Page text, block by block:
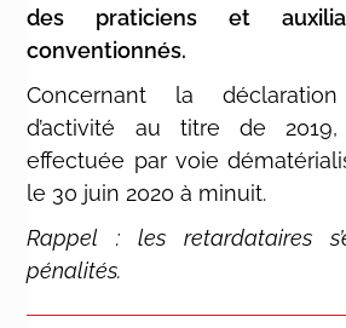
des praticiens et
conventionnés.
Concernant la
d’activité au titre de
effectuée par voie
le 30 juin 2020 à minuit.
Rappel : les retardataires
pénalités.